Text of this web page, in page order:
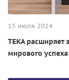
15 июля 2024
TEKA
мирового успеха